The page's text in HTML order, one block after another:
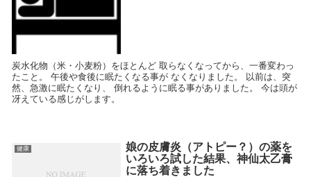
炭水化物（米・小麦粉）をほとんど 取らなくなってから、一番変わっ
たこと。 午後や食後に眠たくなる事が なくなりました。 以前は、突
然、急激に眠たくなり、 倒れるように眠る事がありました。 今は頭が
冴えている感じがします。
健康
娘の皮膚炎（アトピー？）の薬を
いろいろ試した結果、神仙太乙膏
に落ち着きました